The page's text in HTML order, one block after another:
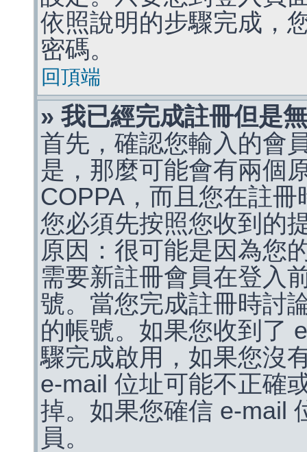
依照說明的步驟完成，
密碼。
回頂端
» 我已經完成註冊但是
首先，確認您輸入的會
是，那麼可能會有兩個
COPPA，而且您在註
您必須先按照您收到的
原因：很可能是因為您
需要新註冊會員在登入
號。當您完成註冊時討
的帳號。如果您收到了
驟完成啟用，如果您沒
e-mail 位址可能不正確
掉。如果您確信 e-mail
員。